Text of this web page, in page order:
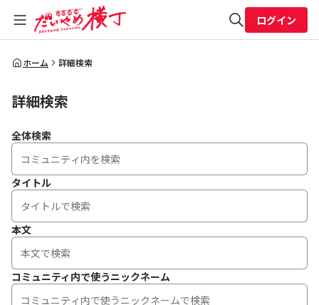
全体検索
ログイン
ホーム 詳細検索
詳細検索
全体検索
タイトル
本文
コミュニティ内で使うニックネーム